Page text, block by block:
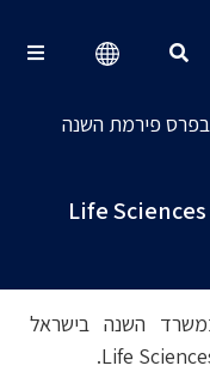
בפרס פירמת השנה
הרצוג זכו בפרס פירמת השנה מאת Life Sciences
השנה בישראל